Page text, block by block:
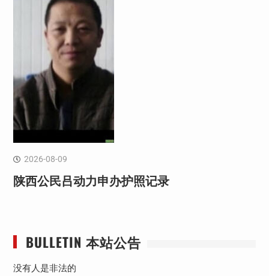
2026-08-09
陕西公民吕动力申办护照记录
BULLETIN 本站公告
没有人是非法的